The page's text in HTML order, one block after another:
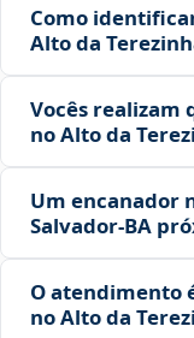
Como
Alto da
Vocês
no Alto da
Um encanador
Salvador‑BA
O atendimento
no Alto da